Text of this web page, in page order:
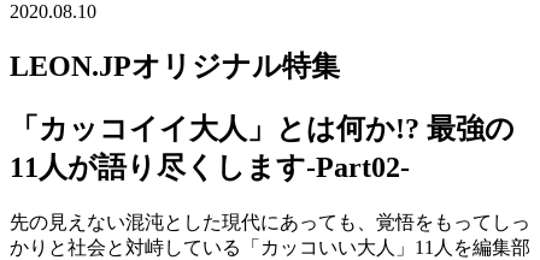
2020.08.10
LEON.JPオリジナル特集
「カッコイイ大人」とは何か!? 最強の
11人が語り尽くします-Part02-
先の見えない混沌とした現代にあっても、覚悟をもってしっ
かりと社会と対峙している「カッコいい大人」11人を編集部